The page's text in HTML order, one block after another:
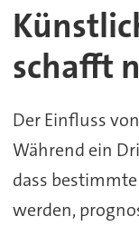
schafft
Der Einfluss
Während ein
dass
werden,